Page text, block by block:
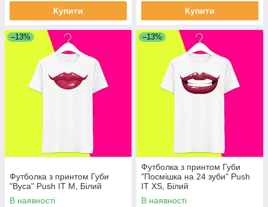
Купити Купити
–13%
Футболка з принтом Губи
"Вуса" Push IT M, Білий
В наявності
–13%
Футболка з принтом Губи
"Посмішка на 24 зуби" Push
IT XS, Білий
В наявності